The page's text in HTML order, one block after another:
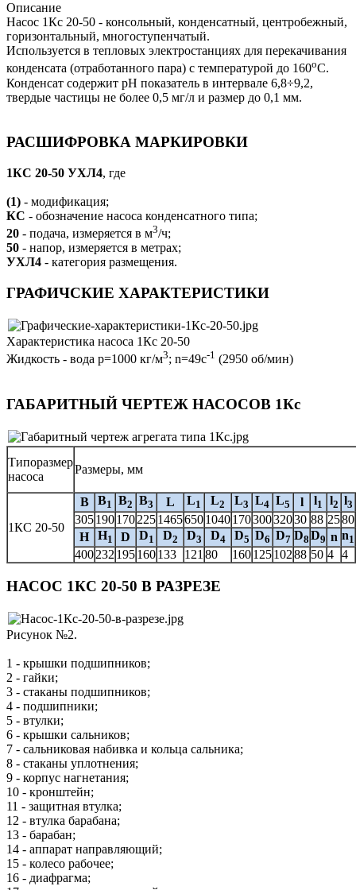
Описание
Насос 1Кс 20-50 - консольный, конденсатный, центробежный,
горизонтальный, многоступенчатый.
Используется в тепловых электростанциях для перекачивания
конденсата (отработанного пара) с температурой до 160оС.
Конденсат содержит pH показатель в интервале 6,8÷9,2,
твердые частицы не более 0,5 мг/л и размер до 0,1 мм.
РАСШИФРОВКА МАРКИРОВКИ
1КС 20-50 УХЛ4, где
(1) - модификация;
КС - обозначение насоса конденсатного типа;
20 - подача, измеряется в м3/ч;
50 - напор, измеряется в метрах;
УХЛ4 - категория размещения.
ГРАФИЧСКИЕ ХАРАКТЕРИСТИКИ
Характеристика насоса 1Кс 20-50
Жидкость - вода p=1000 кг/м3; n=49с-1 (2950 об/мин)
ГАБАРИТНЫЙ ЧЕРТЕЖ НАСОСОВ 1Кс
Типоразмер
насоса
Размеры, мм
1КС 20-50
B B1 B2 B3 L L1 L2 L3 L4 L5 l l1 l2 l3
3051901702251465650104017030032030 88 2580
H
H1 D D1 D2 D3 D4 D5 D6 D7 D8 D9 n n1
400232 195160133 121 80 16012510288 50 4 4
НАСОС 1КС 20-50 В РАЗРЕЗЕ
Рисунок №2.
1 - крышки подшипников;
2 - гайки;
3 - стаканы подшипников;
4 - подшипники;
5 - втулки;
6 - крышки сальников;
7 - сальниковая набивка и кольца сальника;
8 - стаканы уплотнения;
9 - корпус нагнетания;
10 - кронштейн;
11 - защитная втулка;
12 - втулка барабана;
13 - барабан;
14 - аппарат направляющий;
15 - колесо рабочее;
16 - диафрагма;